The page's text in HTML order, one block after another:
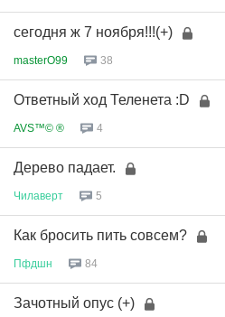
сегодня ж 7 ноября!!!(+)
masterO99 38
Ответный ход Теленета :D
AVS™© ® 4
Дерево падает.
Чилаверт 5
Как бросить пить совсем?
Пфдшн 84
Зачотный опус (+)